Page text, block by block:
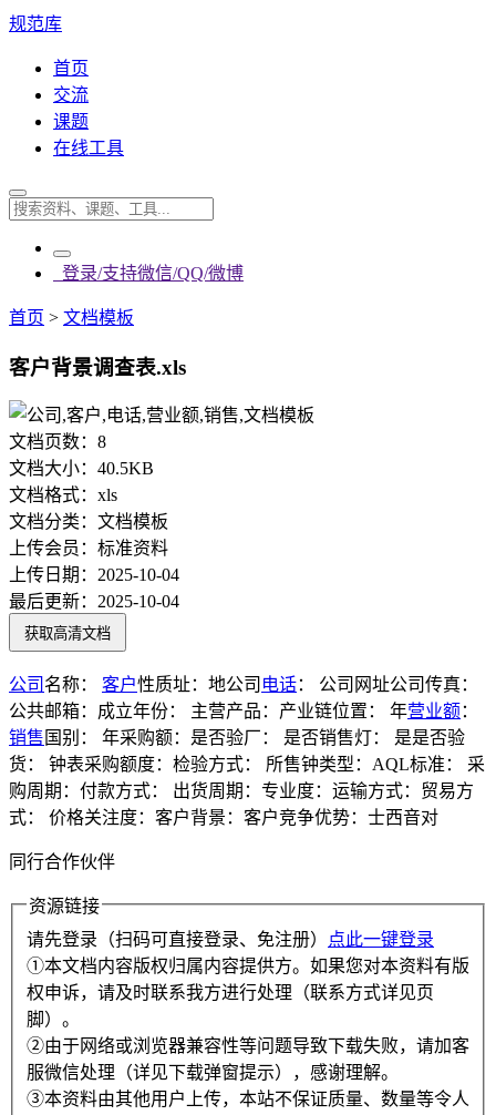
规范库
首页
交流
课题
在线工具
登录/支持微信/QQ/微博
首页 > 文档模板
客户背景调查表.xls
文档页数： 8
文档大小： 40.5KB
文档格式： xls
文档分类： 文档模板
上传会员： 标准资料
上传日期： 2025-10-04
最后更新： 2025-10-04
获取高清文档
公司 名称： 客户性质址：地公司 电话： 公司网址公司传真：
公共邮箱：成立年份： 主营产品：产业链位置： 年营业额 ：
销售 国别： 年采购额：是否验厂： 是否销售灯： 是是否验
货： 钟表采购额度：检验方式： 所售钟类型：AQL标准： 采
购周期：付款方式： 出货周期：专业度：运输方式：贸易方
式： 价格关注度：客户背景：客户竞争优势：士西音对
同行合作伙伴
资源链接
请先登录（扫码可直接登录、免注册）
点此一键登录
①本文档内容版权归属内容提供方。如果您对本资料有版
权申诉，请及时联系我方进行处理（联系方式详见页
脚）。
②由于网络或浏览器兼容性等问题导致下载失败，请加客
服微信处理（详见下载弹窗提示），感谢理解。
③本资料由其他用户上传，本站不保证质量、数量等令人